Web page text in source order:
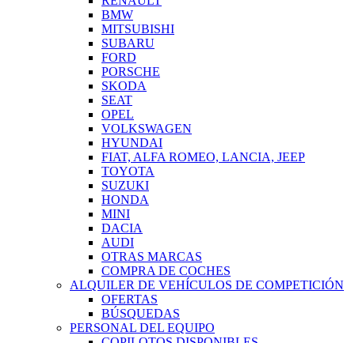
BMW
MITSUBISHI
SUBARU
FORD
PORSCHE
SKODA
SEAT
OPEL
VOLKSWAGEN
HYUNDAI
FIAT, ALFA ROMEO, LANCIA, JEEP
TOYOTA
SUZUKI
HONDA
MINI
DACIA
AUDI
OTRAS MARCAS
COMPRA DE COCHES
ALQUILER DE VEHÍCULOS DE COMPETICIÓN
OFERTAS
BÚSQUEDAS
PERSONAL DEL EQUIPO